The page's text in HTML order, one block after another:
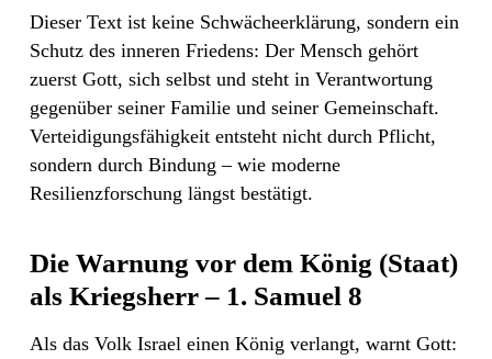
Dieser Text ist keine Schwächeerklärung, sondern ein
Schutz des inneren Friedens: Der Mensch gehört
zuerst Gott, sich selbst und steht in Verantwortung
gegenüber seiner Familie und seiner Gemeinschaft.
Verteidigungsfähigkeit entsteht nicht durch Pflicht,
sondern durch Bindung – wie moderne
Resilienzforschung längst bestätigt.
Die Warnung vor dem König (Staat)
als Kriegsherr – 1. Samuel 8
Als das Volk Israel einen König verlangt, warnt Gott: